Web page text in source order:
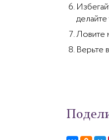
Ловите
Верьте